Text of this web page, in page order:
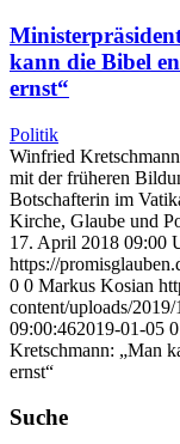
kann die Bibel
ernst“
Politik
Winfried
mit der früheren
Botschafterin im
Kirche, Glaube und
17. April 2018 09:00
https://
0 0 Markus Kosian
content/uploads/
09:00:462019-01-05
Kretschmann: „Man
ernst“
Suche